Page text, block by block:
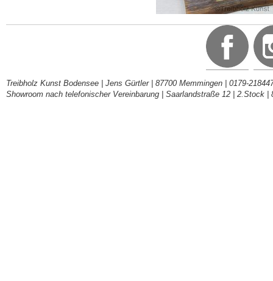
Treibholz Kunst Bodensee | Jens Gürtler | 87700 Memmingen | 0179-
Showroom nach telefonischer Vereinbarung | Saarlandstraße 12 | 2.Stock |